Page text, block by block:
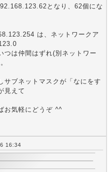
となり、62個にな
は、ネットワークア
つは仲間はずれ(別ネットワー
サブネットマスクが「なにをす
見えて
お気軽にどうぞ ^^
16:34